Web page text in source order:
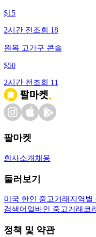
$15
2시간 전 조회 18
원목 고가구 콘솔
$50
2시간 전 조회 11
팔마켓
회사소개 채용
둘러보기
미국 한인 중고거래 지역별
검색어 얼바인 중고거래 코
정책 및 약관